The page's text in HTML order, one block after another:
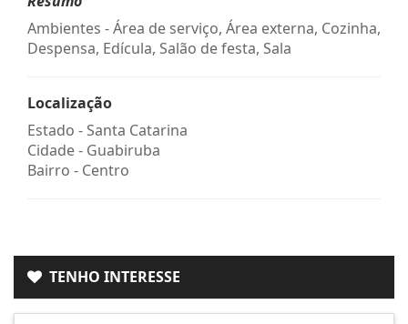
Ambientes - Área de serviço, Área externa, Cozinha,
Despensa, Edícula, Salão de festa, Sala
Localização
Estado -Santa Catarina
Cidade - Guabiruba
Bairro - Centro
TENHO INTERESSE